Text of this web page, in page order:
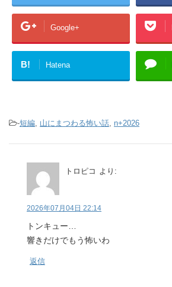
Google+
B! Hatena
-短編 山にまつわる怖い話 n+2026
トロピコ より:
2026年07月04日 22:14
トンキュー…
響きだけでもう怖いわ
返信